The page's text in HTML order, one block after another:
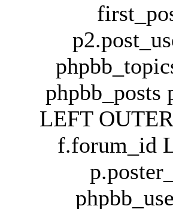
LEFT
f.forum_id